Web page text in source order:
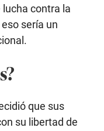
contra la
sería un
que sus
su libertad de